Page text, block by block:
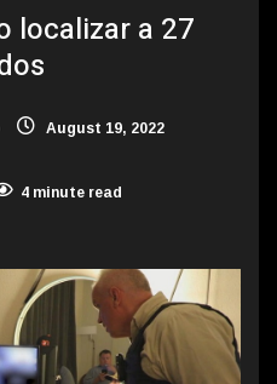
localizar a 27
August 19, 2022
4 minute read